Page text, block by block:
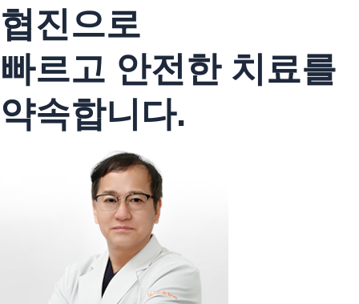
협진으로
빠르고 안전한 치료를
약속합니다.